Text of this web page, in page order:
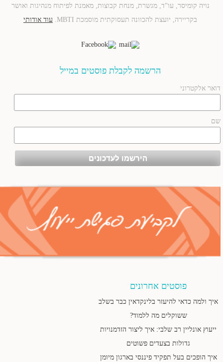
נויה קומיסר, עו"ד, מגשרת, מנחת קבוצות, מאמנת לפיתוח מנהיגות ואושר
בקריירה, יועצת להכוונה תעסוקתית מוסמכת MBTI.
עוד אודותי
הרשמה לקבלת פוסטים במייל
דואר אלקטרוני
שם
פוסטים אחרונים
איך ולמה כדאי להיעזר בלינקדאין כבר בשלב
ששוקלים מה ללמוד?
ייעוץ אונליין רב שלבי: איך ליצור הזדמנויות
גדולות בצעדים פשוטים
איך הופכים בעל תפקיד פיננסי בארגון מיומן